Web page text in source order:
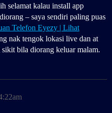
selamat kalau install app
– saya sendiri paling puas
Telefon Eyezy | Lihat
nak tengok lokasi live dan at
bila diorang keluar malam.